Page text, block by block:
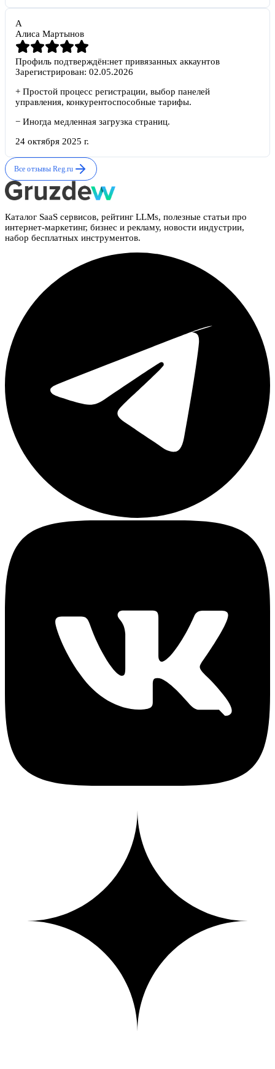
А
Алиса Мартынов
Профиль подтверждён:нет привязанных аккаунтов
Зарегистрирован: 02.05.2026
+ Простой процесс регистрации, выбор панелей
управления, конкурентоспособные тарифы.
− Иногда медленная загрузка страниц.
24 октября 2025 г.
Все отзывыReg.ru
Каталог SaaS сервисов, рейтинг LLMs, полезные статьи про
интернет-маркетинг, бизнес и рекламу, новости индустрии,
набор бесплатных инструментов.